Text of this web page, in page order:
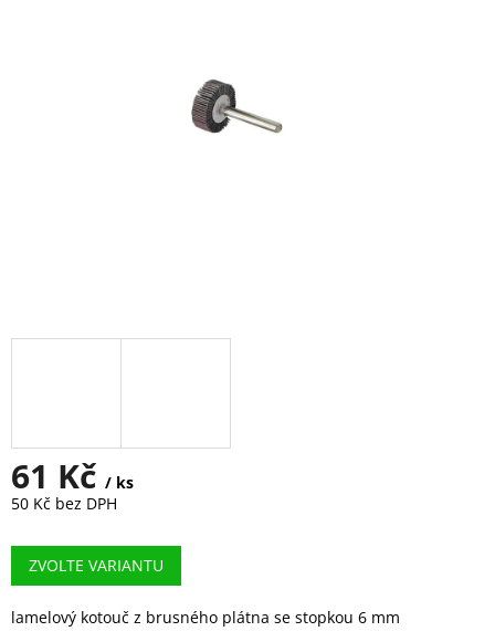
61 Kč / ks
50 Kč bez DPH
cena:
ZVOLTE VARIANTU
lamelový kotouč z brusného plátna se stopkou 6 mm